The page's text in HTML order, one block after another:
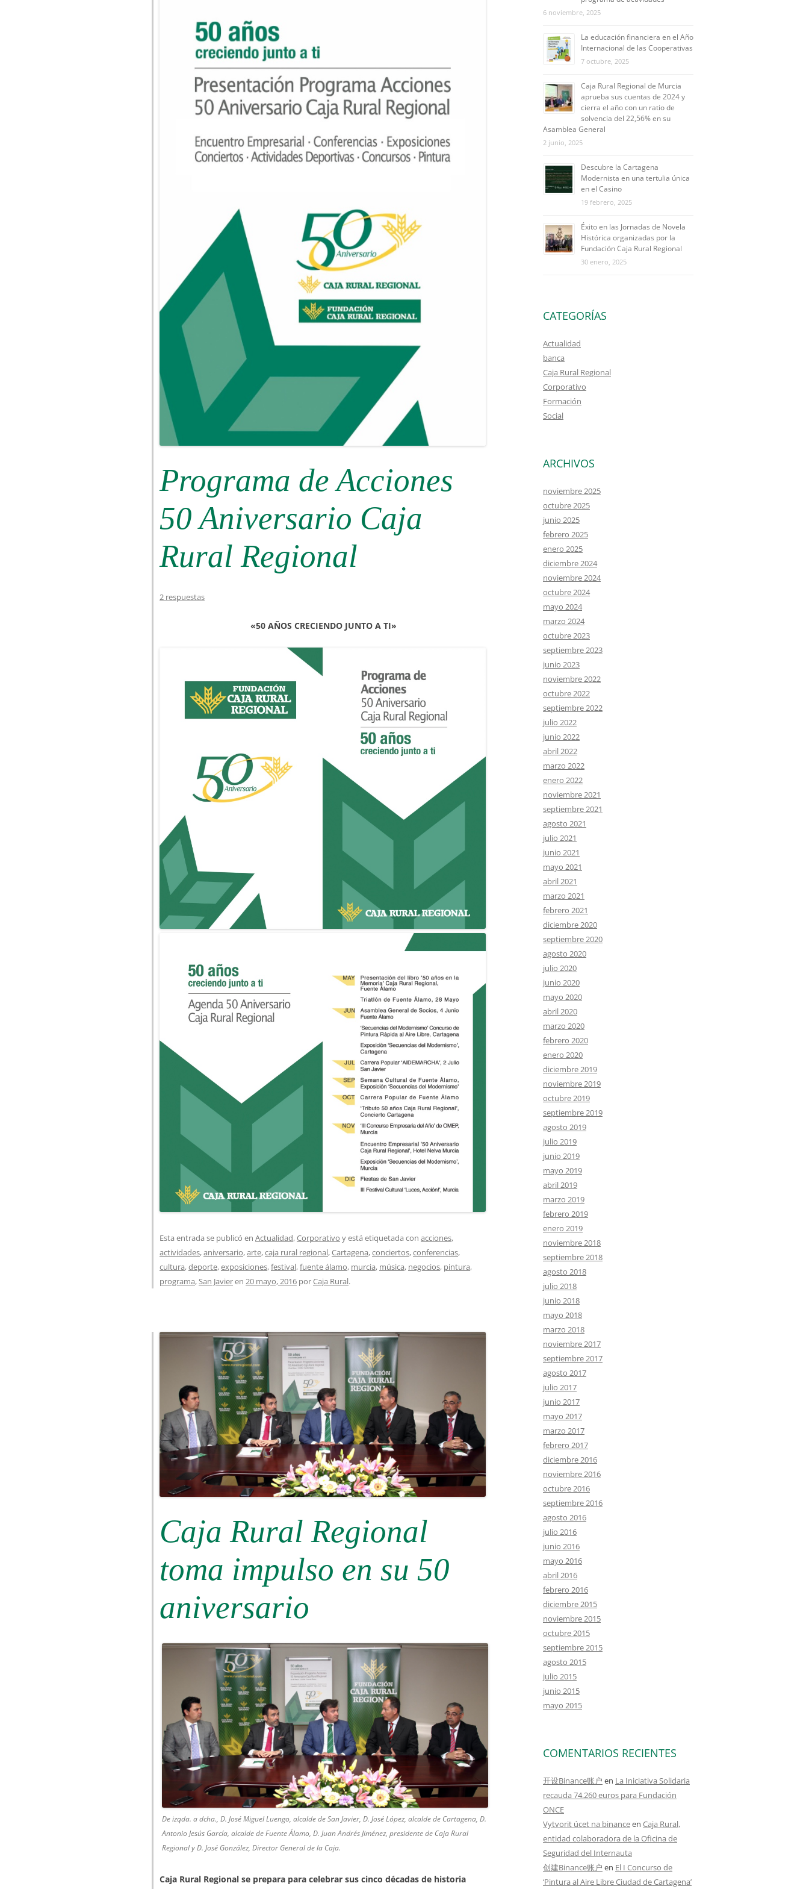
Programa de Acciones
50 Aniversario Caja
Rural Regional
2 respuestas
«50 AÑOS CRECIENDO JUNTO A TI»
Esta entrada se publicó en Actualidad,Corporativo y está etiquetada con acciones,
actividades,aniversario,arte,caja rural regional,Cartagena,conciertos,conferencias,
cultura,deporte,exposiciones,festival,fuente álamo, murcia, música, negocios, pintura,
programa,San Javieren 20 mayo, 2016 porCaja Rural.
Caja Rural Regional
toma impulso en su 50
aniversario
De izqda. a dcha., D. José Miguel Luengo, alcalde de San Javier, D. José López, alcalde de Cartagena, D.
Antonio Jesús García, alcalde de Fuente Álamo, D. Juan Andrés Jiménez, presidente de Caja Rural
Regional y D. José González, Director General de la Caja.
Caja Rural Regional se prepara para celebrar sus cinco décadas de historia
6 noviembre, 2025
La educación financiera en el Año
Internacional de las Cooperativas
7 octubre, 2025
Caja Rural Regional de Murcia
aprueba sus cuentas de 2024 y
cierra el año con un ratio de
solvencia del 22,56% en su
Asamblea General
2 junio, 2025
Descubre la Cartagena
Modernista en una tertulia única
en el Casino
19 febrero, 2025
Éxito en las Jornadas de Novela
Histórica organizadas por la
Fundación Caja Rural Regional
30 enero, 2025
CATEGORÍAS
Actualidad
banca
Caja Rural Regional
Corporativo
Formación
Social
ARCHIVOS
noviembre 2025
octubre 2025
junio 2025
febrero 2025
enero 2025
diciembre 2024
noviembre 2024
octubre 2024
mayo 2024
marzo 2024
octubre 2023
septiembre 2023
junio 2023
noviembre 2022
octubre 2022
septiembre 2022
julio 2022
junio 2022
abril 2022
marzo 2022
enero 2022
noviembre 2021
septiembre 2021
agosto 2021
julio 2021
junio 2021
mayo 2021
abril 2021
marzo 2021
febrero 2021
diciembre 2020
septiembre 2020
agosto 2020
julio 2020
junio 2020
mayo 2020
abril 2020
marzo 2020
febrero 2020
enero 2020
diciembre 2019
noviembre 2019
octubre 2019
septiembre 2019
agosto 2019
julio 2019
junio 2019
mayo 2019
abril 2019
marzo 2019
febrero 2019
enero 2019
noviembre 2018
septiembre 2018
agosto 2018
julio 2018
junio 2018
mayo 2018
marzo 2018
noviembre 2017
septiembre 2017
agosto 2017
julio 2017
junio 2017
mayo 2017
marzo 2017
febrero 2017
diciembre 2016
noviembre 2016
octubre 2016
septiembre 2016
agosto 2016
julio 2016
junio 2016
mayo 2016
abril 2016
febrero 2016
diciembre 2015
noviembre 2015
octubre 2015
septiembre 2015
agosto 2015
julio 2015
junio 2015
mayo 2015
COMENTARIOS RECIENTES
开设Binance账户 en La Iniciativa Solidaria
recauda 74.260 euros para Fundación
ONCE
Vytvorit úcet na binanceen Caja Rural,
entidad colaboradora de la Oficina de
Seguridad del Internauta
创建Binance账户 en El I Concurso de
‘Pintura al Aire Libre Ciudad de Cartagena’